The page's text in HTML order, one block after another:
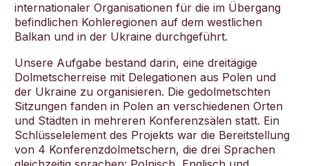
internationaler Organisationen für die im Übergang
befindlichen Kohleregionen auf dem westlichen
Balkan und in der Ukraine durchgeführt.
Unsere Aufgabe bestand darin, eine dreitägige
Dolmetscherreise mit Delegationen aus Polen und
der Ukraine zu organisieren. Die gedolmetschten
Sitzungen fanden in Polen an verschiedenen Orten
und Städten in mehreren Konferenzsälen statt. Ein
Schlüsselelement des Projekts war die Bereitstellung
von 4 Konferenzdolmetschern, die drei Sprachen